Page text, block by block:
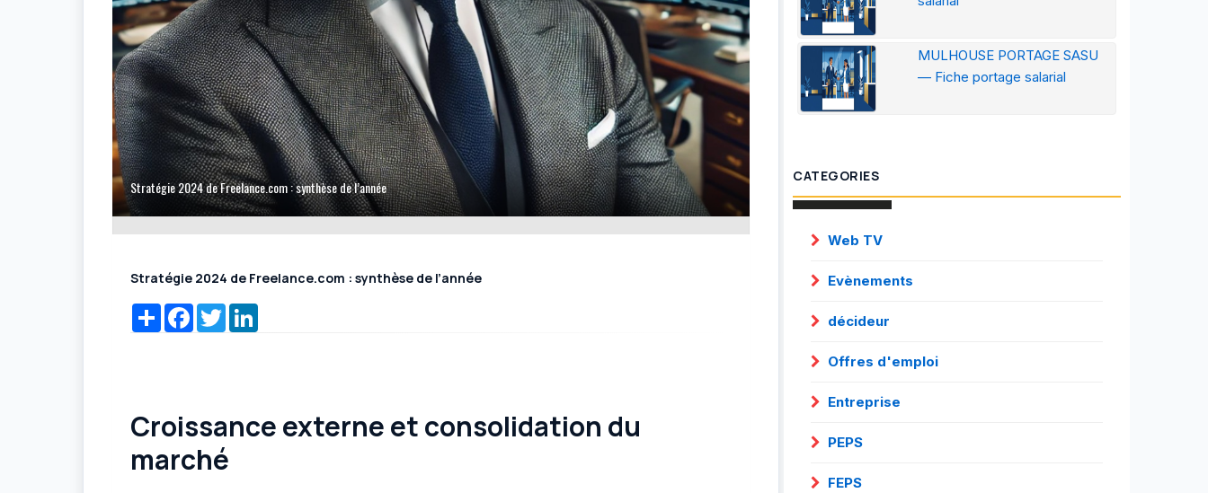
Stratégie 2024 de Freelance.com : synthèse de l’année
Stratégie 2024 de Freelance.com : synthèse de l’année
ShareFacebook
Twitter
Croissance externe et consolidation du
marché
MULHOUSE PORTAGE SASU
— Fiche portage salarial
CATEGORIES
Web TV
Evènements
décideur
Offres d'emploi
Entreprise
PEPS
FEPS